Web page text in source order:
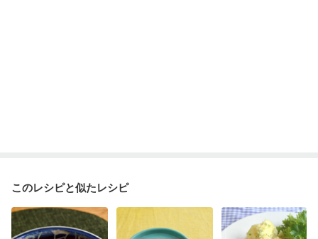
このレシピと似たレシピ